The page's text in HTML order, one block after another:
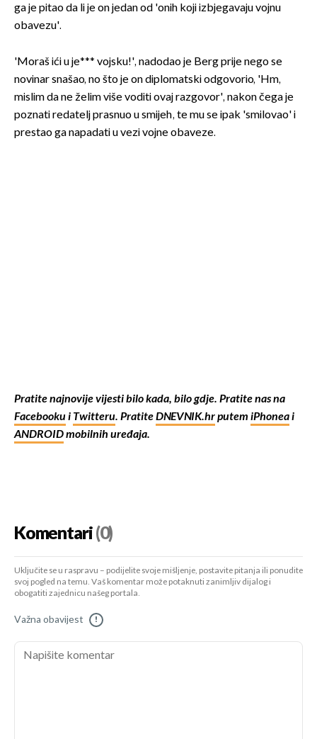
ga je pitao da li je on jedan od 'onih koji izbjegavaju vojnu
obavezu'.
'Moraš ići u je*** vojsku!', nadodao je Berg prije nego se
novinar snašao, no što je on diplomatski odgovorio, 'Hm,
mislim da ne želim više voditi ovaj razgovor', nakon čega je
poznati redatelj prasnuo u smijeh, te mu se ipak 'smilovao' i
prestao ga napadati u vezi vojne obaveze.
Pratite najnovije vijesti bilo kada, bilo gdje. Pratite nas na
Facebookui Twitteru. PratiteDNEVNIK.hrputem iPhoneai
ANDROIDmobilnih uređaja.
Komentari(0)
Uključite se u raspravu – podijelite svoje mišljenje, postavite pitanja ili ponudite
svoj pogled na temu. Vaš komentar može potaknuti zanimljiv dijalog i
obogatiti zajednicu našeg portala.
Važna obavijest !